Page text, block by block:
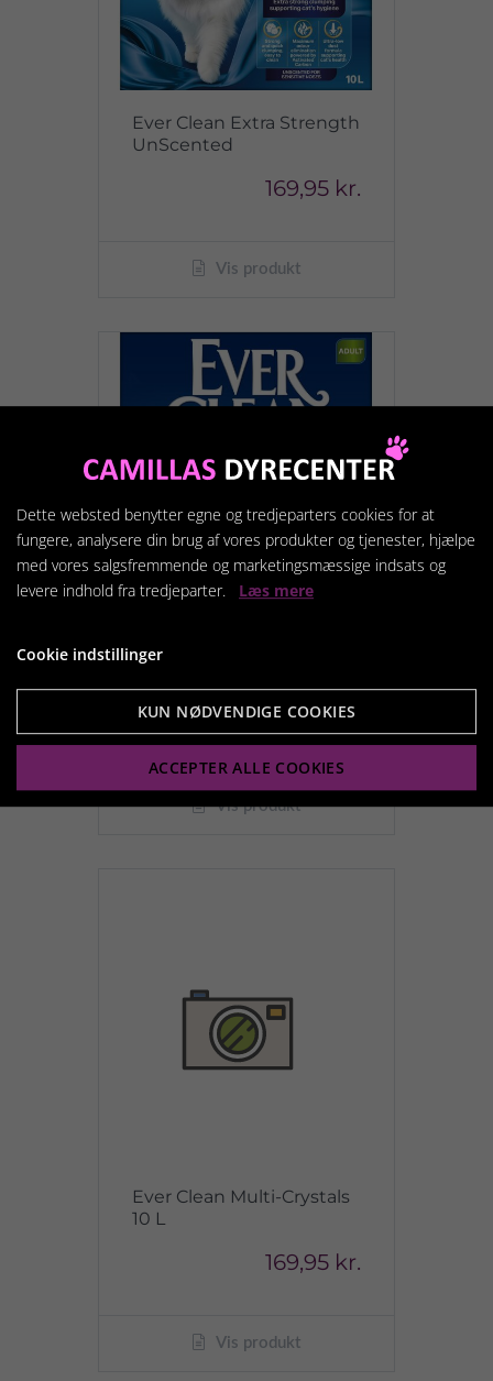
Ever Clean Extra Strength
UnScented
169,95 kr.
Vis produkt
Ever Clean Extra Strenght
169,95 kr.
Vis produkt
Ever Clean Multi-Crystals
10 L
169,95 kr.
Vis produkt
Dette websted benytter egne og tredjeparters cookies for at
fungere, analysere din brug af vores produkter og tjenester, hjælpe
med vores salgsfremmende og marketingsmæssige indsats og
levere indhold fra tredjeparter. Læs mere
Cookie indstillinger
KUN NØDVENDIGE COOKIES
ACCEPTER ALLE COOKIES